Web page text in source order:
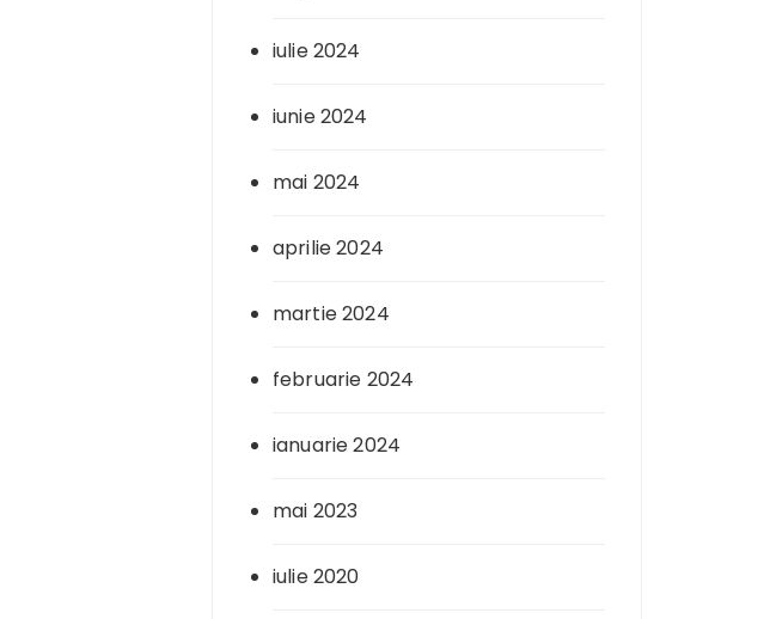
iulie 2024
iunie 2024
mai 2024
aprilie 2024
martie 2024
februarie 2024
ianuarie 2024
mai 2023
iulie 2020